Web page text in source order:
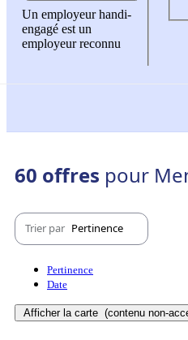
Un employeur handi-
engagé est un
employeur reconnu
60 offres pour
Trier par Pertinence
Pertinence
Date
Afficher la carte (contenu non-